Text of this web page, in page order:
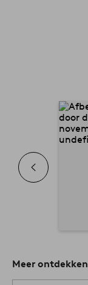
Meer ontdekken